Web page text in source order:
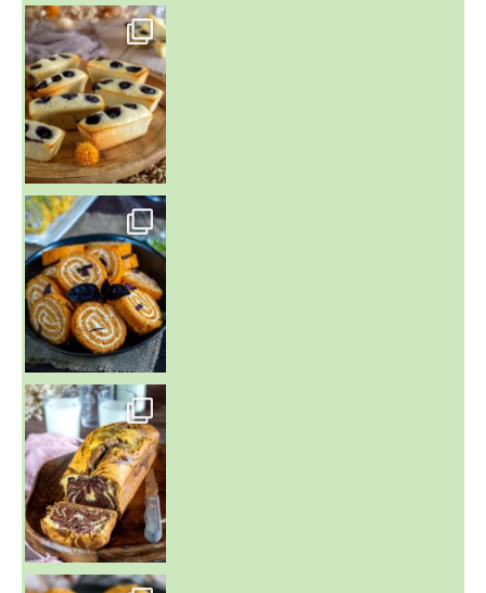
~ FINANCIERS MYRTILLES ET CITRON ~
Aujourd'hu